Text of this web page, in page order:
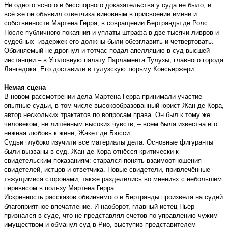
Ни одного ясного и бесспорного доказательства у суда не было, и
всё же он объявил ответчика виновным в присвоении имени и
собственности Мартена Герра, в совращении Бертранды де Ролс.
После публичного покаяния и уплаты штрафа в две тысячи ливров и
судебных издержек его должны были обезглавить и четвертовать.
Обвиняемый не дрогнул и тотчас подал апелляцию в суд высшей
инстанции – в Уголовную палату Парламента Тулузы, главного города
Лангедока. Его доставили в тулузскую тюрьму Консьержери.
Немая сцена
В новом рассмотрении дела Мартена Герра принимали участие
опытные судьи, в том числе высокообразованный юрист Жан де Кора,
автор нескольких трактатов по вопросам права. Он был к тому же
человеком, не лишённым высоких чувств, – всем была известна его
нежная любовь к жене, Жакет де Бюсси.
Судьи глубоко изучили все материалы дела. Основные фигуранты
были вызваны в суд. Жан де Кора отнёсся критически к
свидетельским показаниям: старался понять взаимоотношения
свидетелей, истцов и ответчика. Новые свидетели, привлечённые
тяжущимися сторонами, также разделились во мнениях с небольшим
перевесом в пользу Мартена Герра.
Искренность рассказов обвиняемого и Бертранды произвела на судей
благоприятное впечатление. И наоборот, главный истец Пьер
признался в суде, что не представлял счетов по управлению чужим
имуществом и обманул суд в Рио, выступив представителем